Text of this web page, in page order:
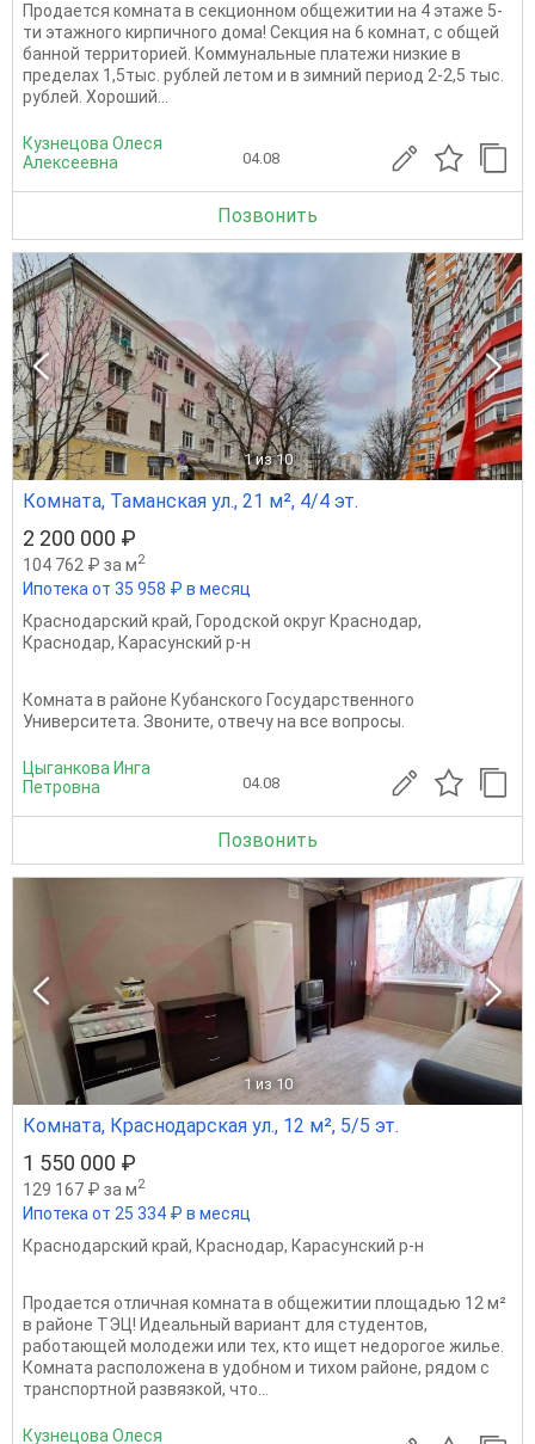
Продается комната в секционном общежитии на 4 этаже 5-
ти этажного кирпичного дома! Секция на 6 комнат, с общей
банной территорией. Коммунальные платежи низкие в
пределах 1,5тыс. рублей летом и в зимний период 2-2,5 тыс.
рублей. Хороший...
Кузнецова Олеся
Алексеевна
04.08
Позвонить
1 из 10
Комната, Таманская ул., 21 м², 4/4 эт.
2 200 000 ₽
104 762 ₽ за м2
Ипотека от 35 958 ₽ в месяц
Краснодарский край, Городской округ Краснодар,
Краснодар, Карасунский р-н
Комната в районе Кубанского Государственного
Университета. Звоните, отвечу на все вопросы.
Цыганкова Инга
Петровна
04.08
Позвонить
1 из 10
Комната, Краснодарская ул., 12 м², 5/5 эт.
1 550 000 ₽
129 167 ₽ за м2
Ипотека от 25 334 ₽ в месяц
Краснодарский край, Краснодар, Карасунский р-н
Продается отличная комната в общежитии площадью 12 м²
в районе ТЭЦ! Идеальный вариант для студентов,
работающей молодежи или тех, кто ищет недорогое жилье.
Комната расположена в удобном и тихом районе, рядом с
транспортной развязкой, что...
Кузнецова Олеся